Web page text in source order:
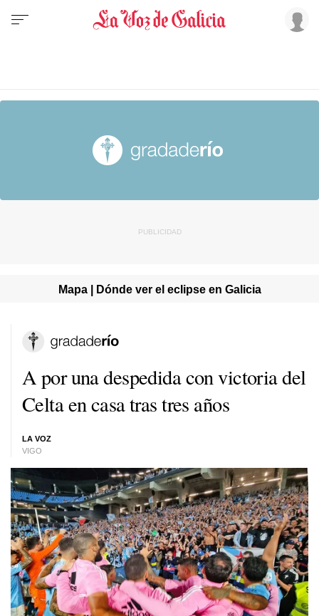
Mapa | Dónde ver el eclipse en Galicia
A por una despedida con victoria del
Celta en casa tras tres años
LA VOZ
VIGO